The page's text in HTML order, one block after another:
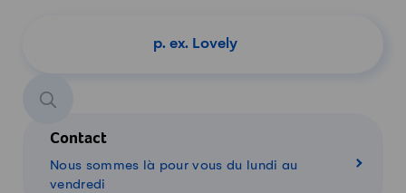
Contact
Nous sommes là pour vous du lundi au
vendredi